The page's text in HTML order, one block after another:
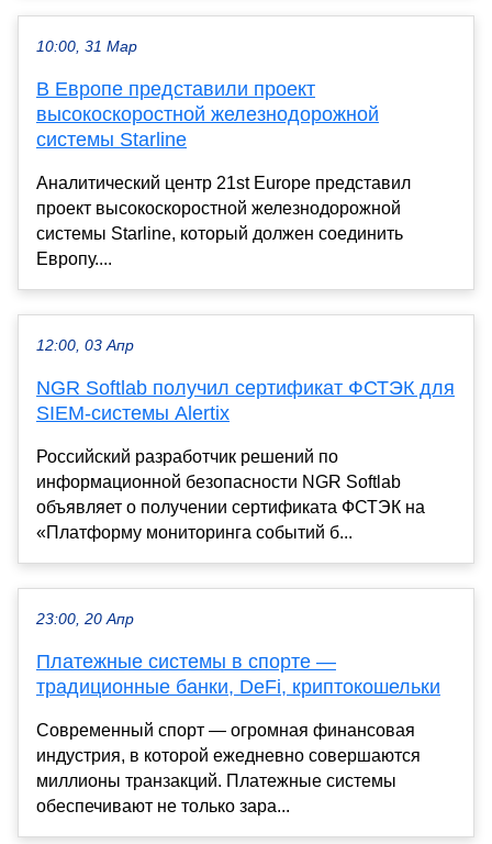
10:00, 31 Мар
В Европе представили проект
высокоскоростной железнодорожной
системы Starline
Аналитический центр 21st Europe представил
проект высокоскоростной железнодорожной
системы Starline, который должен соединить
Европу....
12:00, 03 Апр
NGR Softlab получил сертификат ФСТЭК для
SIEM-системы Alertix
Российский разработчик решений по
информационной безопасности NGR Softlab
объявляет о получении сертификата ФСТЭК на
«Платформу мониторинга событий б...
23:00, 20 Апр
Платежные системы в спорте —
традиционные банки, DeFi, криптокошельки
Современный спорт — огромная финансовая
индустрия, в которой ежедневно совершаются
миллионы транзакций. Платежные системы
обеспечивают не только зара...